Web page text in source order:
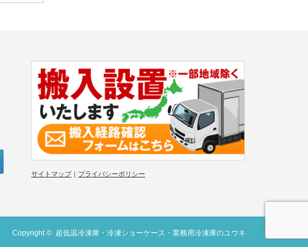
サイトマップ｜ プライバシーポリシー
Copyright © 超低温冷凍庫・冷凍ショーケース・業務用冷凍庫のユウキ